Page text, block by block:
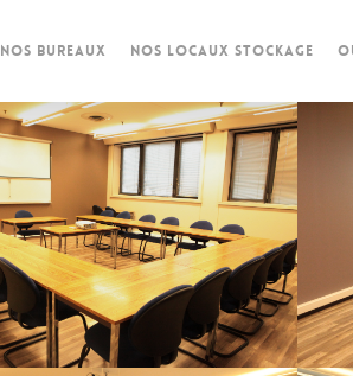
NOS BUREAUX NOS LOCAUX STOCKAGE